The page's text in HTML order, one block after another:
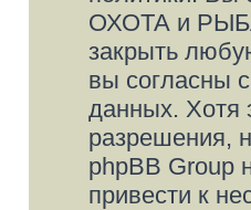
ОХОТА и
закрыть
вы согласны
данных. Хотя
разрешения,
phpBB Group
привести к